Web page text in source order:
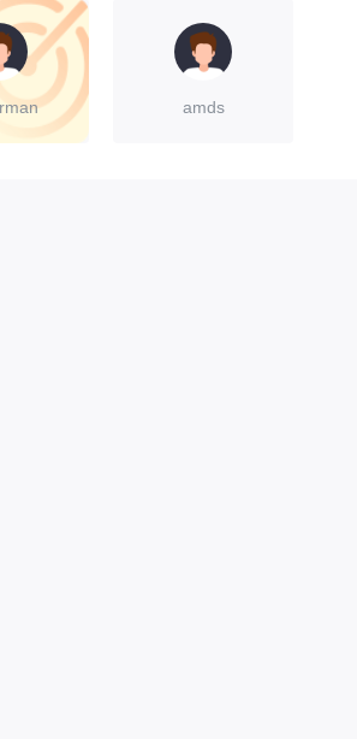
amds